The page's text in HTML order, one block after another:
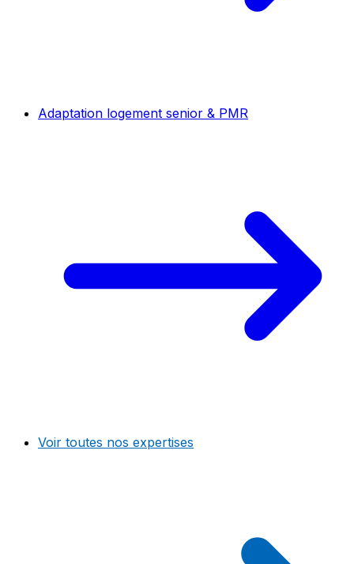
Adaptation logement senior & PMR
Voir toutes nos expertises